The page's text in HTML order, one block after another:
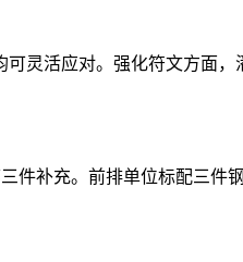
灵活应对。强化符文方面
件补充。前排单位标配三件